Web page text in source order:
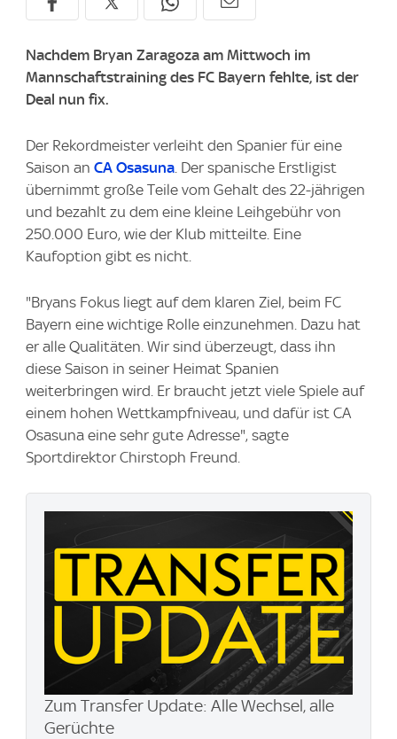
Nachdem Bryan Zaragoza am Mittwoch im
Mannschaftstraining des FC Bayern fehlte, ist der
Deal nun fix.
Der Rekordmeister verleiht den Spanier für eine
Saison an CA Osasuna. Der spanische Erstligist
übernimmt große Teile vom Gehalt des 22-jährigen
und bezahlt zu dem eine kleine Leihgebühr von
250.000 Euro, wie der Klub mitteilte. Eine
Kaufoption gibt es nicht.
"Bryans Fokus liegt auf dem klaren Ziel, beim FC
Bayern eine wichtige Rolle einzunehmen. Dazu hat
er alle Qualitäten. Wir sind überzeugt, dass ihn
diese Saison in seiner Heimat Spanien
weiterbringen wird. Er braucht jetzt viele Spiele auf
einem hohen Wettkampfniveau, und dafür ist CA
Osasuna eine sehr gute Adresse", sagte
Sportdirektor Chirstoph Freund.
Zum Transfer Update: Alle Wechsel, alle
Gerüchte